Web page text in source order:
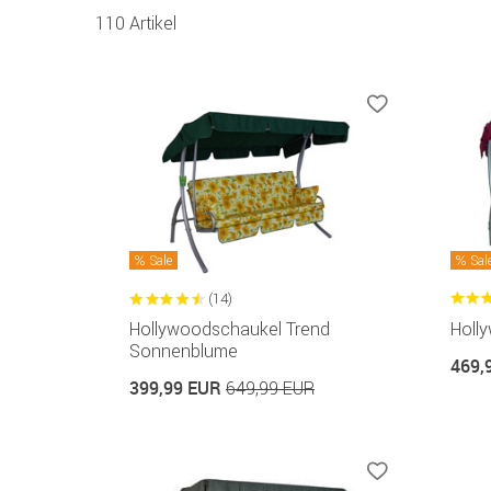
110 Artikel
Sale
(14)
Hollywoodschaukel Trend
Sonnenblume
399,99 EUR 649,99 EUR